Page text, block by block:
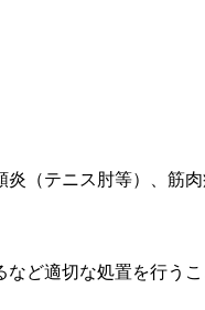
（テニス肘等）、筋
ど適切な処置を行うこ